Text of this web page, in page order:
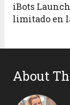
iBots
limitado en
About